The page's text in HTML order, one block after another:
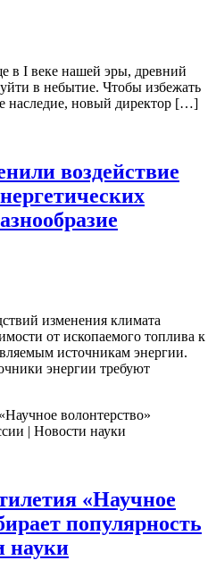
в I веке нашей эры, древний
в небытие. Чтобы избежать
наследие, новый директор […]
воздействие
изменения климата
от ископаемого топлива к
источникам энергии.
энергии требуют
«Научное
популярность
науки